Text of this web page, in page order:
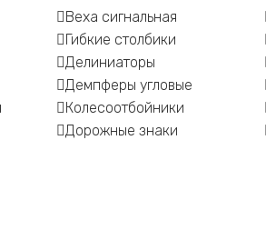
Веха сигнальная
Гибкие столбики
Делиниаторы
Демпферы угловые
Колесоотбойники
Дорожные знаки